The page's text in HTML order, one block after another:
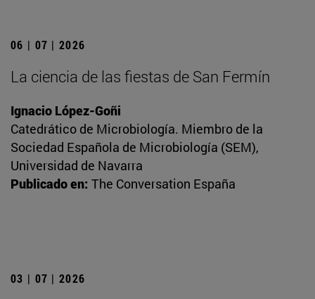
06 | 07 | 2026
La ciencia de las fiestas de San Fermín
Ignacio López-Goñi
Catedrático de Microbiología. Miembro de la
Sociedad Española de Microbiología (SEM),
Universidad de Navarra
Publicado en: The Conversation España
03 | 07 | 2026